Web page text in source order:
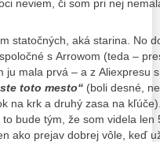
neviem, či som pri nej
statočných, aká starina. No
s Arrowom (teda –
ju mala prvá – a z Aliexpresu
toto mesto“ (boli desné,
na krk a druhý zasa na
bude tým, že som videla len
ako prejav dobrej vôle, keď